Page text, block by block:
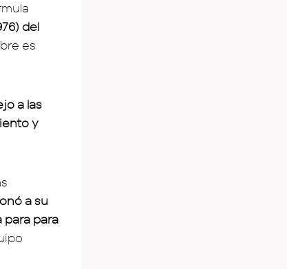
del
es
a las
y
a su
para para